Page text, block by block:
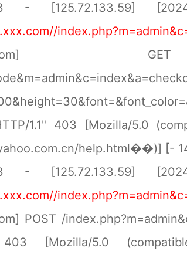
- [125.72.133.59]
1.1" 403 [Mozilla/5.0
help.html��)] [-
- [125.72.133.59]
POST /
403 [Mozilla/5.0